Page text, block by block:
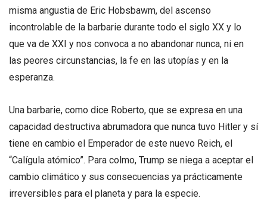
misma angustia de Eric Hobsbawm, del ascenso
incontrolable de la barbarie durante todo el siglo XX y lo
que va de XXI y nos convoca a no abandonar nunca, ni en
las peores circunstancias, la fe en las utopías y en la
esperanza.
Una barbarie, como dice Roberto, que se expresa en una
capacidad destructiva abrumadora que nunca tuvo Hitler y sí
tiene en cambio el Emperador de este nuevo Reich, el
“Calígula atómico”. Para colmo, Trump se niega a aceptar el
cambio climático y sus consecuencias ya prácticamente
irreversibles para el planeta y para la especie.